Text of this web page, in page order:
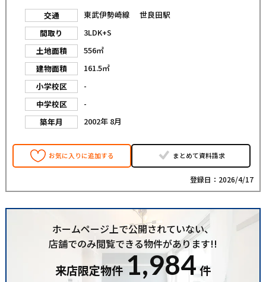
交通
東武伊勢崎線 世良田駅
間取り
3LDK+S
土地面積
556㎡
建物面積
161.5㎡
小学校区
-
中学校区
-
築年月
2002年 8月
お気に入りに追加する まとめて資料請求
登録日：2026/4/17
ホームページ上で公開されていない、
店舗でのみ閲覧できる物件があります!!
来店限定物件 1,984 件